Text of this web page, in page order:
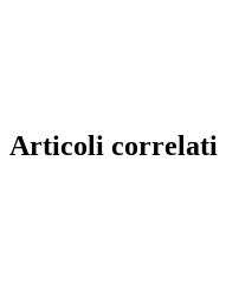
Articoli correlati